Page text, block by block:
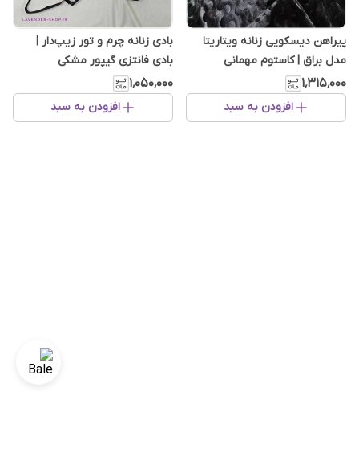
پیراهن دیسکویی زنانه ویتاریتا
مدل براق | کاستوم مهمانی
۱٬۳۱۵٬۰۰۰
افزودن به سبد
بادی زنانه چرم و تور زیپ‌دار |
بادی فانتزی گیپور مشکی
۱٬۰۵۰٬۰۰۰
افزودن به سبد